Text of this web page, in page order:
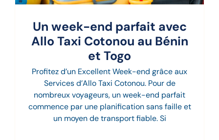
Un week-end parfait avec
Allo Taxi Cotonou au Bénin
et Togo
Profitez d’un Excellent Week-end grâce aux
Services d’Allo Taxi Cotonou. Pour de
nombreux voyageurs, un week-end parfait
commence par une planification sans faille et
un moyen de transport fiable. Si